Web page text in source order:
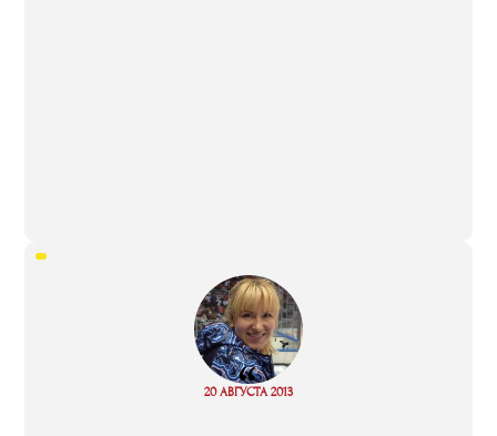
“
20 АВГУСТА 2013
Read